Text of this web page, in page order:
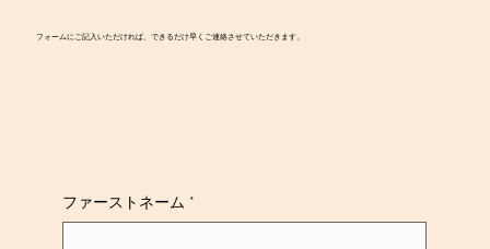
フォームにご記入いただければ、できるだけ早くご連絡させていただきます。
ファーストネーム *